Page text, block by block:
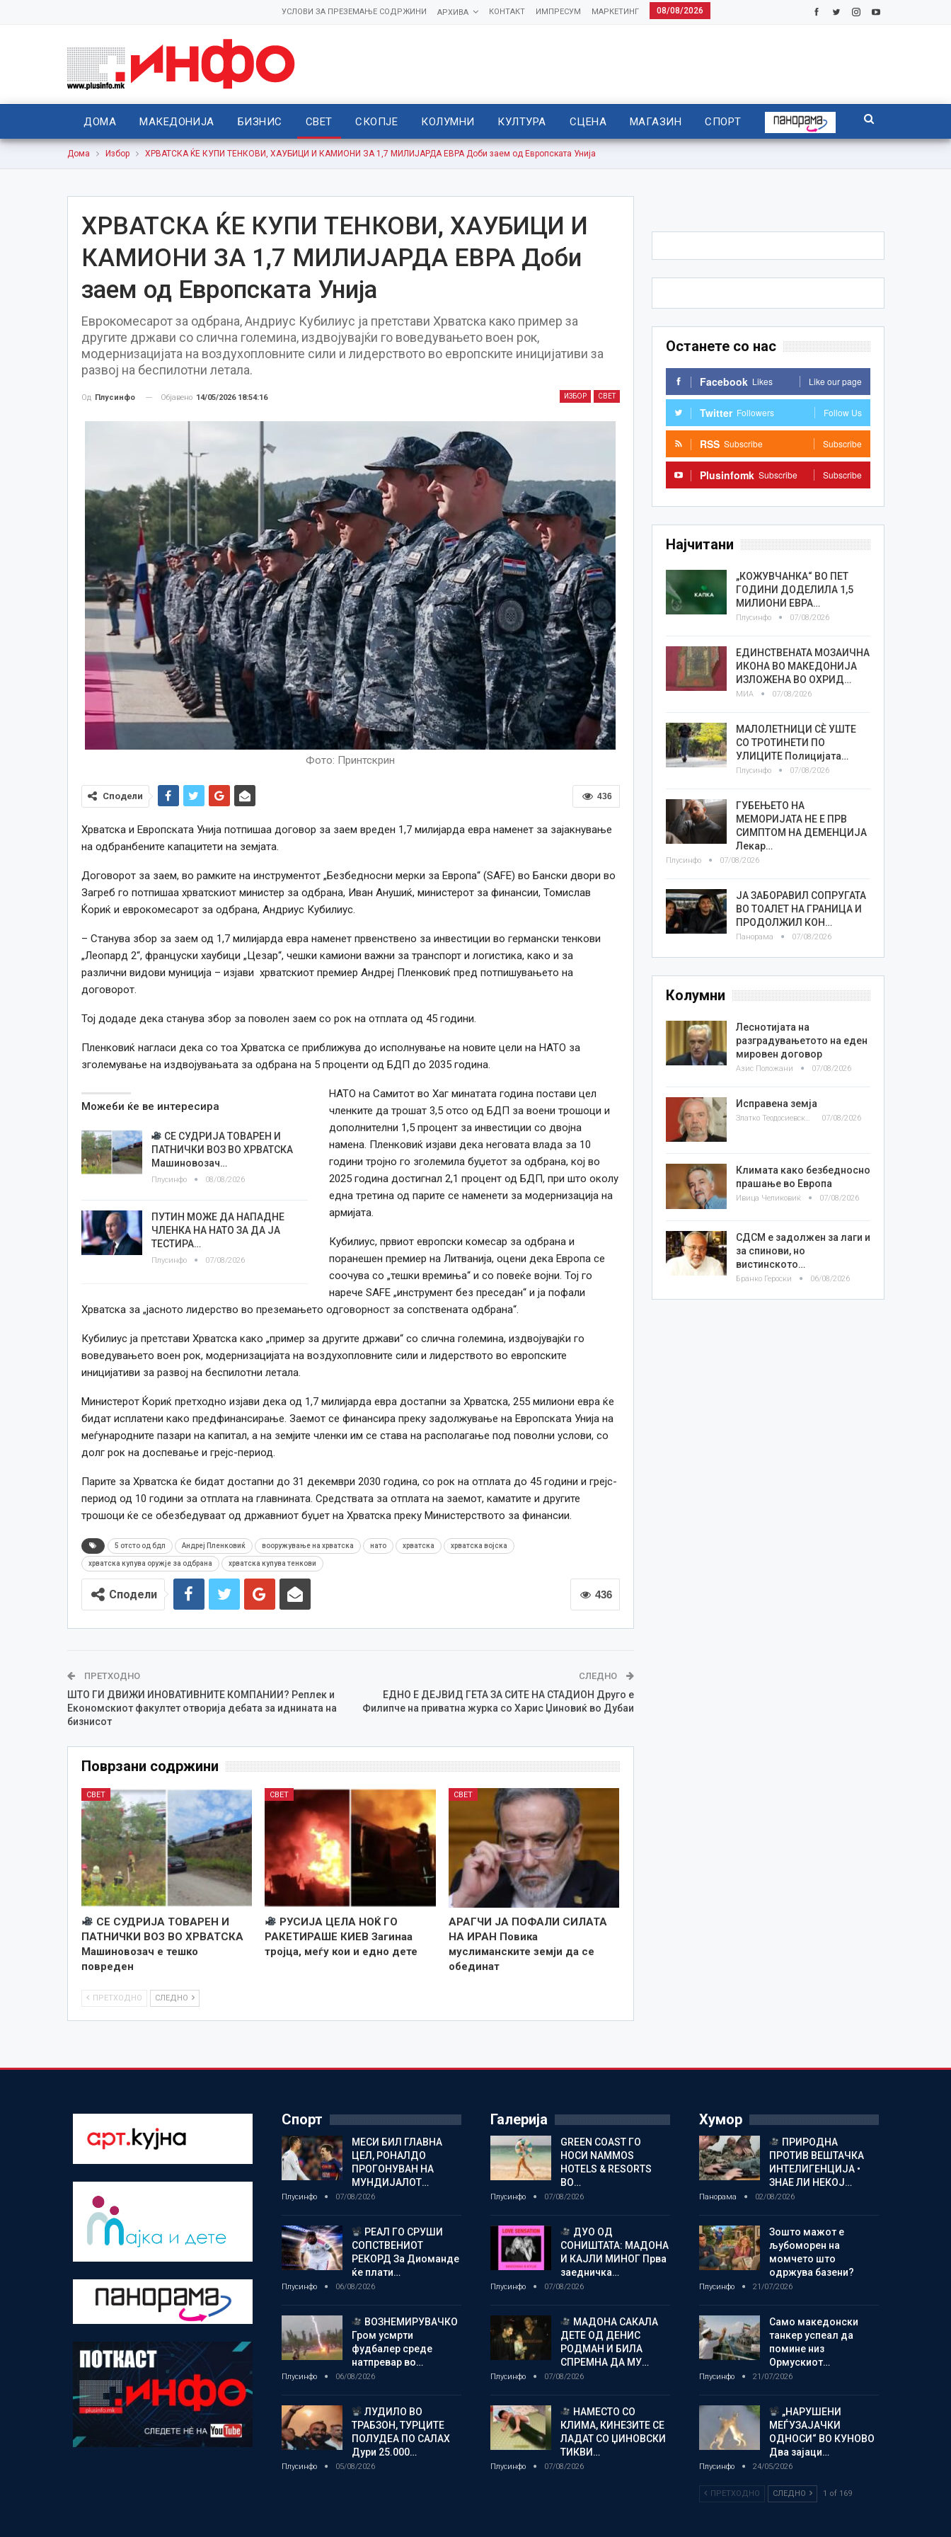
08/08/2026
МАРКЕТИНГ
ИМПРЕСУМ
КОНТАКТ
АРХИВА
УСЛОВИ ЗА ПРЕЗЕМАЊЕ СОДРЖИНИ
ДОМА МАКЕДОНИЈА БИЗНИС СВЕТ СКОПЈЕ КОЛУМНИ КУЛТУРА СЦЕНА МАГАЗИН СПОРТ
Дома Избор ХРВАТСКА ЌЕ КУПИ ТЕНКОВИ, ХАУБИЦИ И КАМИОНИ ЗА 1,7 МИЛИЈАРДА ЕВРА Доби заем од Европската Унија
ХРВАТСКА ЌЕ КУПИ ТЕНКОВИ, ХАУБИЦИ И
КАМИОНИ ЗА 1,7 МИЛИЈАРДА ЕВРА Доби
заем од Европската Унија
Еврокомесарот за одбрана, Андриус Кубилиус ја претстави Хрватска како пример за
другите држави со слична големина, издвојувајќи го воведувањето воен рок,
модернизацијата на воздухопловните сили и лидерството во европските иницијативи за
развој на беспилотни летала.
ИЗБОР СВЕТ
Од Плусинфо Објавено 14/05/2026 18:54:16
Фото: Принтскрин
436
Сподели
Хрватска и Европската Унија потпишаа договор за заем вреден 1,7 милијарда евра наменет за зајакнување
на одбранбените капацитети на земјата.
Договорот за заем, во рамките на инструментот „Безбедносни мерки за Европа“ (SAFE) во Бански двори во
Загреб го потпишаа хрватскиот министер за одбрана, Иван Анушиќ, министерот за финансии, Томислав
Ќориќ и еврокомесарот за одбрана, Андриус Кубилиус.
– Станува збор за заем од 1,7 милијарда евра наменет првенствено за инвестиции во германски тенкови
„Леопард 2“, француски хаубици „Цезар“, чешки камиони важни за транспорт и логистика, како и за
различни видови муниција – изјави хрватскиот премиер Андреј Пленковиќ пред потпишувањето на
договорот.
Тој додаде дека станува збор за поволен заем со рок на отплата од 45 години.
Пленковиќ нагласи дека со тоа Хрватска се приближува до исполнување на новите цели на НАТО за
зголемување на издвојувањата за одбрана на 5 проценти од БДП до 2035 година.
Можеби ќе ве интересира
СЕ СУДРИЈА ТОВАРЕН И
ПАТНИЧКИ ВОЗ ВО ХРВАТСКА
Машиновозач…
Плусинфо 08/08/2026
ПУТИН МОЖЕ ДА НАПАДНЕ
ЧЛЕНКА НА НАТО ЗА ДА ЈА
ТЕСТИРА…
Плусинфо 07/08/2026
НАТО на Самитот во Хаг минатата година постави цел
членките да трошат 3,5 отсо од БДП за воени трошоци и
дополнителни 1,5 процент за инвестиции со двојна
намена. Пленковиќ изјави дека неговата влада за 10
години тројно го зголемила буџетот за одбрана, кој во
2025 година достигнал 2,1 процент од БДП, при што околу
една третина од парите се наменети за модернизација на
армијата.
Кубилиус, првиот европски комесар за одбрана и
поранешен премиер на Литванија, оцени дека Европа се
соочува со „тешки времиња“ и со повеќе војни. Тој го
нарече SAFE „инструмент без преседан“ и ја пофали
Хрватска за „јасното лидерство во преземањето одговорност за сопствената одбрана“.
Кубилиус ја претстави Хрватска како „пример за другите држави“ со слична големина, издвојувајќи го
воведувањето воен рок, модернизацијата на воздухопловните сили и лидерството во европските
иницијативи за развој на беспилотни летала.
Министерот Ќориќ претходно изјави дека од 1,7 милијарда евра достапни за Хрватска, 255 милиони евра ќе
бидат исплатени како предфинансирање. Заемот се финансира преку задолжување на Европската Унија на
меѓународните пазари на капитал, а на земјите членки им се става на располагање под поволни услови, со
долг рок на доспевање и грејс-период.
Парите за Хрватска ќе бидат достапни до 31 декември 2030 година, со рок на отплата до 45 години и грејс-
период од 10 години за отплата на главнината. Средствата за отплата на заемот, каматите и другите
трошоци ќе се обезбедуваат од државниот буџет на Хрватска преку Министерството за финансии.
5 отсто од бдп Андреј Пленковиќ вооружување на хрватска нато хрватска хрватска војска
хрватска купува оружје за одбрана хрватска купува тенкови
436
Сподели
ПРЕТХОДНО
ШТО ГИ ДВИЖИ ИНОВАТИВНИТЕ КОМПАНИИ? Реплек и
Економскиот факултет отворија дебата за иднината на
бизнисот
СЛЕДНО
ЕДНО Е ДЕЈВИД ГЕТА ЗА СИТЕ НА СТАДИОН Друго е
Филипче на приватна журка со Харис Џиновиќ во Дубаи
Поврзани содржини
СВЕТ
СЕ СУДРИЈА ТОВАРЕН И
ПАТНИЧКИ ВОЗ ВО ХРВАТСКА
Машиновозач е тешко
повреден
СВЕТ
РУСИЈА ЦЕЛА НОЌ ГО
РАКЕТИРАШЕ КИЕВ Загинаа
тројца, меѓу кои и едно дете
СВЕТ
АРАГЧИ ЈА ПОФАЛИ СИЛАТА
НА ИРАН Повика
муслиманските земји да се
обединат
ПРЕТХОДНО СЛЕДНО
Останете со нас
Facebook Likes Like our page
Twitter Followers Follow Us
RSS Subscribe Subscribe
Plusinfomk Subscribe Subscribe
Најчитани
„КОЖУВЧАНКА“ ВО ПЕТ
ГОДИНИ ДОДЕЛИЛА 1,5
МИЛИОНИ ЕВРА…
Плусинфо 07/08/2026
ЕДИНСТВЕНАТА МОЗАИЧНА
ИКОНА ВО МАКЕДОНИЈА
ИЗЛОЖЕНА ВО ОХРИД…
МИА 07/08/2026
МАЛОЛЕТНИЦИ СÈ УШТЕ
СО ТРОТИНЕТИ ПО
УЛИЦИТЕ Полицијата…
Плусинфо 07/08/2026
ГУБЕЊЕТО НА
МЕМОРИЈАТА НЕ Е ПРВ
СИМПТОМ НА ДЕМЕНЦИЈА
Лекар…
Плусинфо 07/08/2026
ЈА ЗАБОРАВИЛ СОПРУГАТА
ВО ТОАЛЕТ НА ГРАНИЦА И
ПРОДОЛЖИЛ КОН…
Панорама 07/08/2026
Колумни
Леснотијата на
разградувањетото на еден
мировен договор
Азис Положани 07/08/2026
Исправена земја
Златко Теодосиевски 07/08/2026
Климата како безбедносно
прашање во Европа
Ивица Челиковиќ 07/08/2026
СДСМ е задолжен за лаги и
за спинови, но
вистинското…
Бранко Героски 06/08/2026
Спорт
МЕСИ БИЛ ГЛАВНА
ЦЕЛ, РОНАЛДО
ПРОГОНУВАН НА
МУНДИЈАЛОТ…
Плусинфо 07/08/2026
РЕАЛ ГО СРУШИ
СОПСТВЕНИОТ
РЕКОРД За Диоманде
ќе плати…
Плусинфо 06/08/2026
ВОЗНЕМИРУВАЧКО
Гром усмрти
фудбалер среде
натпревар во…
Плусинфо 06/08/2026
ЛУДИЛО ВО
ТРАБЗОН, ТУРЦИТЕ
ПОЛУДЕА ПО САЛАХ
Дури 25.000…
Плусинфо 05/08/2026
Галерија
GREEN COAST ГО
НОСИ NAMMOS
HOTELS & RESORTS
ВО…
Плусинфо 07/08/2026
ДУО ОД
СОНИШТАТА: МАДОНА
И КАЈЛИ МИНОГ Прва
заедничка…
Плусинфо 07/08/2026
МАДОНА САКАЛА
ДЕТЕ ОД ДЕНИС
РОДМАН И БИЛА
СПРЕМНА ДА МУ…
Плусинфо 07/08/2026
НАМЕСТО СО
КЛИМА, КИНЕЗИТЕ СЕ
ЛАДАТ СО ЏИНОВСКИ
ТИКВИ…
Плусинфо 07/08/2026
Хумор
ПРИРОДНА
ПРОТИВ ВЕШТАЧКА
ИНТЕЛИГЕНЦИЈА •
ЗНАЕ ЛИ НЕКОЈ…
Панорама 02/08/2026
Зошто мажот е
љубоморен на
момчето што
одржува базени?
Плусинфо 21/07/2026
Само македонски
танкер успеал да
помине низ
Ормускиот…
Плусинфо 21/07/2026
„НАРУШЕНИ
МЕЃУЗАЈАЧКИ
ОДНОСИ“ ВО КУНОВО
Два зајаци…
Плусинфо 24/05/2026
ПРЕТХОДНО СЛЕДНО 1 of 169